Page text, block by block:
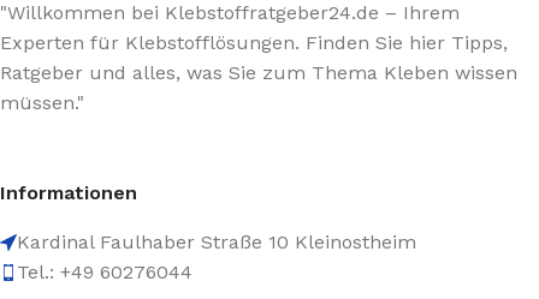
"Willkommen bei Klebstoffratgeber24.de – Ihrem
Experten für Klebstofflösungen. Finden Sie hier Tipps,
Ratgeber und alles, was Sie zum Thema Kleben wissen
müssen."
Informationen
Kardinal Faulhaber Straße 10 Kleinostheim
Tel.: +49 60276044